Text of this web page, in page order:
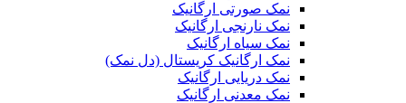
نمک صورتی ارگانیک
نمک نارنجی ارگانیک
نمک سیاه ارگانیک
نمک ارگانیک کریستال (دل نمک)
نمک دریایی ارگانیک
نمک معدنی ارگانیک